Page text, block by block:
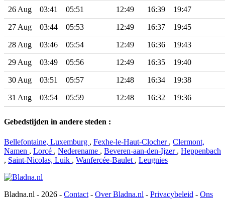
26 Aug 03:41 05:51 12:49 16:39 19:47
27 Aug 03:44 05:53 12:49 16:37 19:45
28 Aug 03:46 05:54 12:49 16:36 19:43
29 Aug 03:49 05:56 12:49 16:35 19:40
30 Aug 03:51 05:57 12:48 16:34 19:38
31 Aug 03:54 05:59 12:48 16:32 19:36
Gebedstijden in andere steden :
Bellefontaine, Luxemburg , Fexhe-le-Haut-Clocher , Clermont,
Namen , Lorcé , Nederename , Beveren-aan-den-Ijzer , Heppenbach
, Saint-Nicolas, Luik , Wanfercée-Baulet , Leugnies
Bladna.nl - 2026 - Contact - Over Bladna.nl - Privacybeleid - Ons